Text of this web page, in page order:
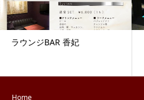
Lively club dixco
Home